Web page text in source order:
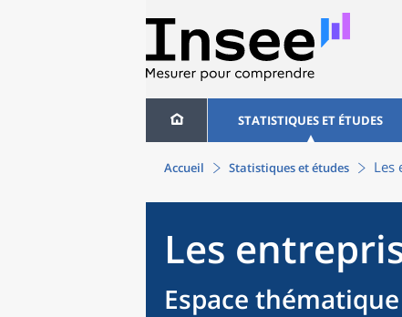
STATISTIQUES ET ÉTUDES
Accueil Statistiques et études Les
Les
Espace thématique